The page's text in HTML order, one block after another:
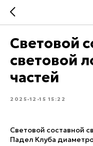
Световой
световой
частей
2025-12-15 15:22
Световой составной
Падел Клуба